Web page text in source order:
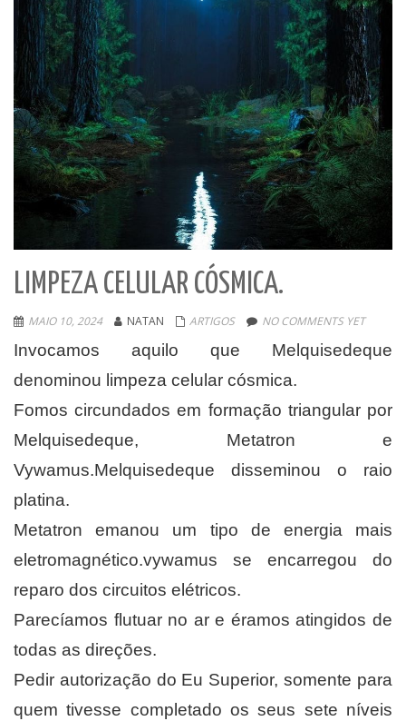
LIMPEZA CELULAR CÓSMICA.
MAIO 10, 2024 NATAN ARTIGOS NO COMMENTS YET
Invocamos aquilo que Melquisedeque
denominou limpeza celular cósmica.
Fomos circundados em formação triangular por
Melquisedeque, Metatron e
Vywamus.Melquisedeque disseminou o raio
platina.
Metatron emanou um tipo de energia mais
eletromagnético.vywamus se encarregou do
reparo dos circuitos elétricos.
Parecíamos flutuar no ar e éramos atingidos de
todas as direções.
Pedir autorização do Eu Superior, somente para
quem tivesse completado os seus sete níveis